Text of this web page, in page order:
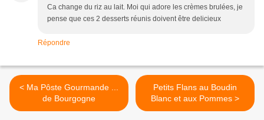
Ca change du riz au lait. Moi qui adore les crèmes brulées, je
pense que ces 2 desserts réunis doivent être delicieux
Répondre
< Ma Pôste Gourmande ...
de Bourgogne
Petits Flans au Boudin
Blanc et aux Pommes >